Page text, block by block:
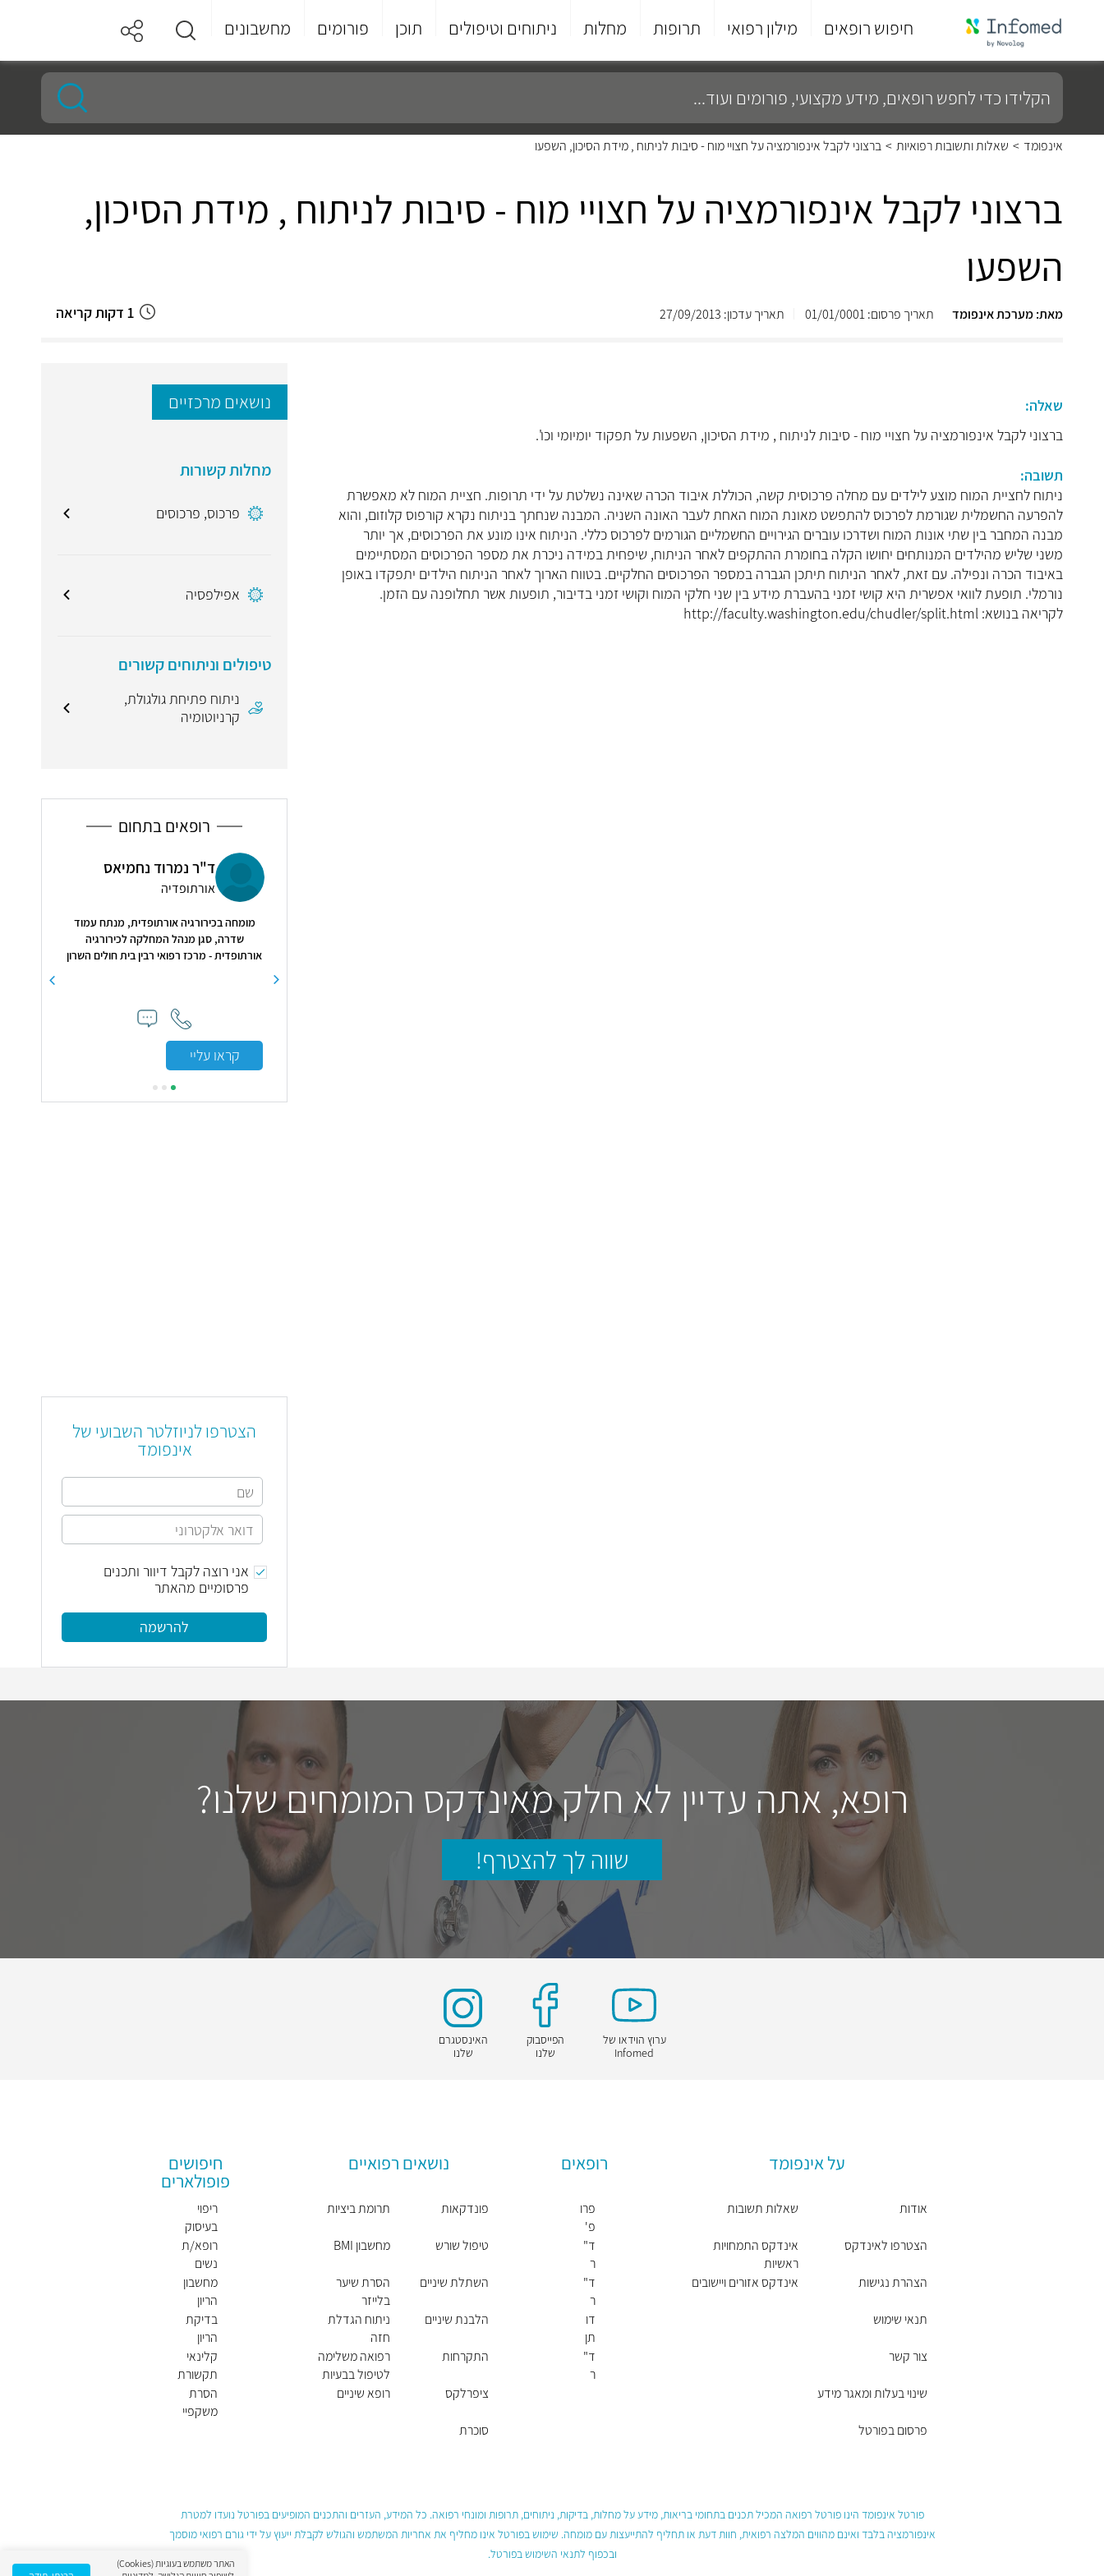
חיפוש רופאים מילון רפואי תרופות מחלות ניתוחים וטיפולים תוכן פורומים מחשבונים
סוף
התפריט
הקלידו
כדי
לחפש
רופאים,
מידע
מקצועי,
אינפומד > שאלות ותשובות רפואיות > ברצוני לקבל אינפורמציה על חצויי מוח - סיבות לניתוח , מידת הסיכון, השפעו
ברצוני לקבל אינפורמציה על חצויי מוח - סיבות לניתוח , מידת הסיכון,
השפעו
מאת: מערכת אינפומד תאריך פרסום: 01/01/0001 תאריך עדכון: 27/09/2013 1 דקות קריאה
שאלה:
ברצוני לקבל אינפורמציה על חצויי מוח - סיבות לניתוח , מידת הסיכון, השפעות על תפקוד יומיומי וכו'.
תשובה:
ניתוח לחציית המוח מוצע לילדים עם מחלה פרכוסית קשה, הכוללת איבוד הכרה שאינה נשלטת על ידי תרופות. חציית המוח לא מאפשרת
להפרעה החשמלית שגורמת לפרכוס להתפשט מאונת המוח האחת לעבר האונה השניה. המבנה שנחתך בניתוח נקרא קורפוס קלוזום, והוא
מבנה המחבר בין שתי אונות המוח ושדרכו עוברים הגירויים החשמליים הגורמים לפרכוס כללי. הניתוח אינו מונע את הפרכוסים, אך יותר
משני שליש מהילדים המנותחים יחושו הקלה בחומרת ההתקפים לאחר הניתוח, שיפחית במידה ניכרת את מספר הפרכוסים המסתיימים
באיבוד הכרה ונפילה. עם זאת, לאחר הניתוח תיתכן הגברה במספר הפרכוסים החלקיים. בטווח הארוך לאחר הניתוח הילדים יתפקדו באופן
נורמלי. תופעת לוואי אפשרית היא קושי זמני בהעברת מידע בין שני חלקי המוח וקושי זמני בדיבור, תופעות אשר תחלופנה עם הזמן.
לקריאה בנושא: http://faculty.washington.edu/chudler/split.html
נושאים מרכזיים
מחלות קשורות
פרכוס, פרכוסים
אפילפסיה
טיפולים וניתוחים קשורים
ניתוח פתיחת גולגולת,
קרניוטומיה
רופאים בתחום
דרכי הפעולה הנדרשים. התאימו לי את זמן
ד"ר נמרוד נחמיאס
אורתופדיה
מומחה בכירורגיה אורתופדית, מנתח עמוד
שדרה, סגן מנהל המחלקה לכירורגיה
אורתופדית - מרכז רפואי רבין בית חולים השרון
קראו עליי
הצטרפו לניוזלטר השבועי של
אינפומד
אני רוצה לקבל דיוור ותכנים
פרסומיים מהאתר
להרשמה
רופא, אתה עדיין לא חלק מאינדקס המומחים שלנו?
שווה לך להצטרף!
ערוץ הוידאו של
Infomed
הפייסבוק
שלנו
האינסטגרם
שלנו
על אינפומד
אודות
הצטרפו לאינדקס
הצהרת נגישות
תנאי שימוש
צור קשר
שינוי בעלות ומאגר מידע
פרסום בפורטל
שאלות תשובות
אינדקס התמחויות
ראשיות
אינדקס אזורים ויישובים
רופאים
פרו
פ'
יונ
תן
רוט
ד"
ר
אנ
ה
קונ
צבי
ץ'
ד"
ר
דן
מנ
שס
דו
תן
וגמ
ן
ד"
ר
נושאים רפואיים
פונדקאות
טיפול שורש
השתלת שיניים
הלבנת שיניים
התקרחות
ציפרלקס
סוכרת
תרומת ביציות
מחשבון BMI
הסרת שיער
בלייזר
ניתוח הגדלת
חזה
רפואה משלימה
לטיפול בבעיות
עיכול
רופא שיניים
חיפושים
פופולארים
ריפוי
בעיסוק
רופא/ת
נשים
מומלץ/
ת
מחשבון
הריון
בדיקת
הריון
קלינאי
תקשורת
הסרת
משקפיי
פורטל אינפומד הינו פורטל רפואה המכיל תכנים בתחומי בריאות, מידע על מחלות, בדיקות, ניתוחים, תרופות ומונחי רפואה. כל המידע, העזרים והתכנים המופיעים בפורטל נועדו למטרת
אינפורמציה בלבד ואינם מהווים המלצה רפואית, חוות דעת או תחליף להתייעצות עם מומחה. שימוש בפורטל אינו מחליף את אחריות המשתמש והגולש לקבלת ייעוץ על ידי גורם רפואי מוסמך
ובכפוף לתנאי השימוש בפורטל.
האתר משתמש בעוגיות (Cookies)